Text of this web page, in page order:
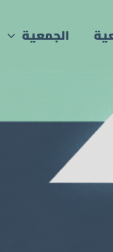
الجمعية